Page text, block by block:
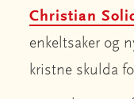
Christian
enkeltsaker og
kristne skulda